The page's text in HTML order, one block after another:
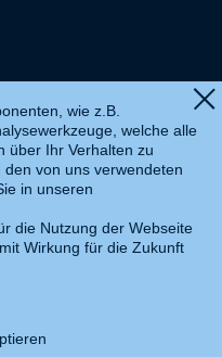
wie z.B.
welche alle
über Ihr Verhalten zu
von uns verwendeten
in unseren
die Nutzung der Webseite
Wirkung für die Zukunft